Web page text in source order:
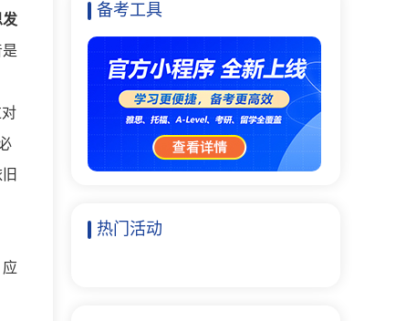
发
备考工具
热门活动